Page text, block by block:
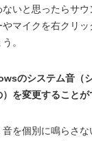
いと思ったらサ
マイクを右クリ
。
のシステム音（
を変更することが
を個別に鳴らさ